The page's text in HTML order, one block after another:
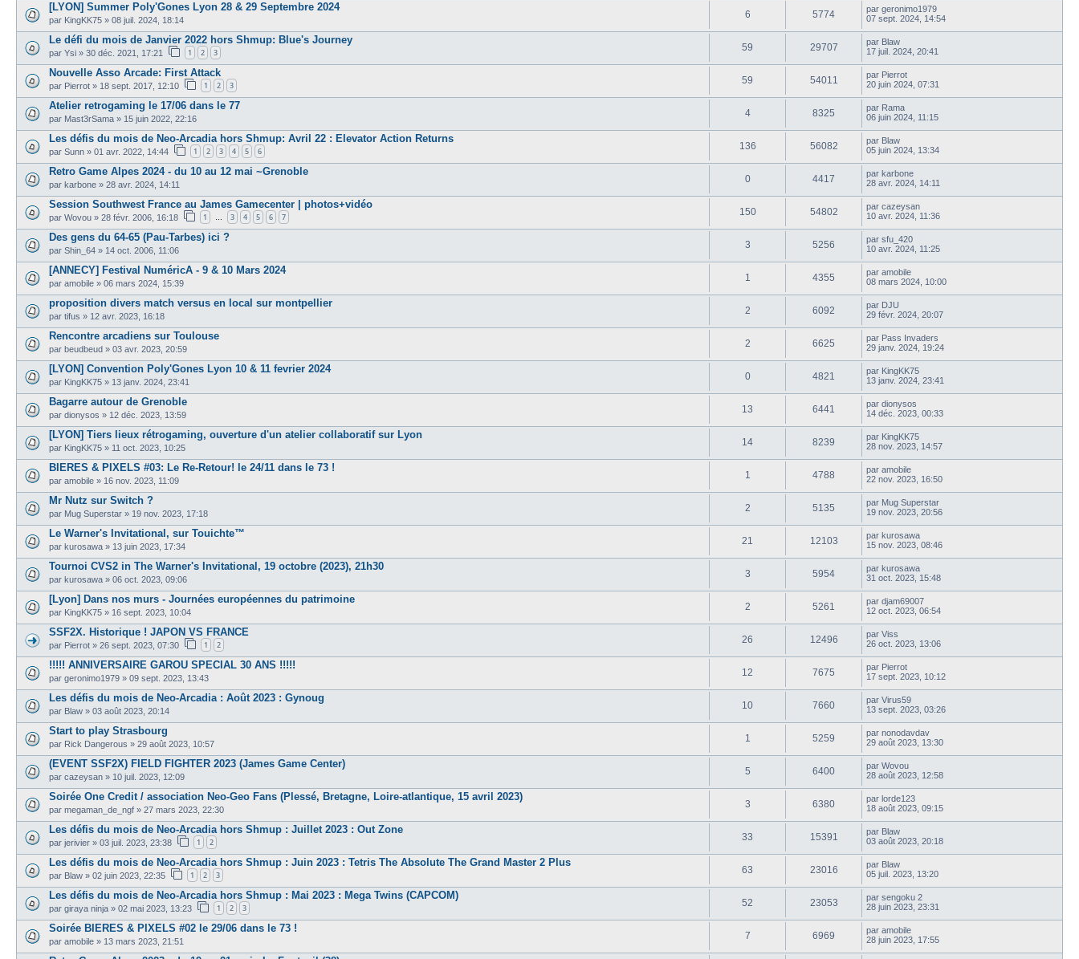
[LYON] Summer Poly'Gones Lyon 28 & 29 Septembre 2024
par KingKK75 » 08 juil. 2024, 18:14
6 5774 par geronimo1979
07 sept. 2024, 14:54
Le défi du mois de Janvier 2022 hors Shmup: Blue's Journey
par Ysi » 30 déc. 2021, 17:21 1 2 3 59 29707 par Blaw
17 juil. 2024, 20:41
Nouvelle Asso Arcade: First Attack
par Pierrot » 18 sept. 2017, 12:10 1 2 3 59 54011 par Pierrot
20 juin 2024, 07:31
Atelier retrogaming le 17/06 dans le 77
par Mast3rSama » 15 juin 2022, 22:16
4 8325 par Rama
06 juin 2024, 11:15
Les défis du mois de Neo-Arcadia hors Shmup: Avril 22 : Elevator Action Returns
par Sunn » 01 avr. 2022, 14:44 1 2 3 4 5 6 136 56082 par Blaw
05 juin 2024, 13:34
Retro Game Alpes 2024 - du 10 au 12 mai ~Grenoble
par karbone » 28 avr. 2024, 14:11
0 4417 par karbone
28 avr. 2024, 14:11
Session Southwest France au James Gamecenter | photos+vidéo
par Wovou » 28 févr. 2006, 16:18 1 … 3 4 5 6 7 150 54802 par cazeysan
10 avr. 2024, 11:36
Des gens du 64-65 (Pau-Tarbes) ici ?
par Shin_64 » 14 oct. 2006, 11:06
3 5256 par sfu_420
10 avr. 2024, 11:25
[ANNECY] Festival NuméricA - 9 & 10 Mars 2024
par amobile » 06 mars 2024, 15:39
1 4355 par amobile
08 mars 2024, 10:00
proposition divers match versus en local sur montpellier
par tifus » 12 avr. 2023, 16:18
2 6092 par DJU
29 févr. 2024, 20:07
Rencontre arcadiens sur Toulouse
par beudbeud » 03 avr. 2023, 20:59
2 6625 par Pass Invaders
29 janv. 2024, 19:24
[LYON] Convention Poly'Gones Lyon 10 & 11 fevrier 2024
par KingKK75 » 13 janv. 2024, 23:41
0 4821 par KingKK75
13 janv. 2024, 23:41
Bagarre autour de Grenoble
par dionysos » 12 déc. 2023, 13:59
13 6441 par dionysos
14 déc. 2023, 00:33
[LYON] Tiers lieux rétrogaming, ouverture d'un atelier collaboratif sur Lyon
par KingKK75 » 11 oct. 2023, 10:25
14 8239 par KingKK75
28 nov. 2023, 14:57
BIERES & PIXELS #03: Le Re-Retour! le 24/11 dans le 73 !
par amobile » 16 nov. 2023, 11:09
1 4788 par amobile
22 nov. 2023, 16:50
Mr Nutz sur Switch ?
par Mug Superstar » 19 nov. 2023, 17:18
2 5135 par Mug Superstar
19 nov. 2023, 20:56
Le Warner's Invitational, sur Touichte™
par kurosawa » 13 juin 2023, 17:34
21 12103 par kurosawa
15 nov. 2023, 08:46
Tournoi CVS2 in The Warner's Invitational, 19 octobre (2023), 21h30
par kurosawa » 06 oct. 2023, 09:06
3 5954 par kurosawa
31 oct. 2023, 15:48
[Lyon] Dans nos murs - Journées européennes du patrimoine
par KingKK75 » 16 sept. 2023, 10:04
2 5261 par djam69007
12 oct. 2023, 06:54
SSF2X. Historique ! JAPON VS FRANCE
par Pierrot » 26 sept. 2023, 07:30 1 2 26 12496 par Viss
26 oct. 2023, 13:06
!!!!! ANNIVERSAIRE GAROU SPECIAL 30 ANS !!!!!
par geronimo1979 » 09 sept. 2023, 13:43
12 7675 par Pierrot
17 sept. 2023, 10:12
Les défis du mois de Neo-Arcadia : Août 2023 : Gynoug
par Blaw » 03 août 2023, 20:14
10 7660 par Virus59
13 sept. 2023, 03:26
Start to play Strasbourg
par Rick Dangerous » 29 août 2023, 10:57
1 5259 par nonodavdav
29 août 2023, 13:30
(EVENT SSF2X) FIELD FIGHTER 2023 (James Game Center)
par cazeysan » 10 juil. 2023, 12:09
5 6400 par Wovou
28 août 2023, 12:58
Soirée One Credit / association Neo-Geo Fans (Plessé, Bretagne, Loire-atlantique, 15 avril 2023)
par megaman_de_ngf » 27 mars 2023, 22:30
3 6380 par lorde123
18 août 2023, 09:15
Les défis du mois de Neo-Arcadia hors Shmup : Juillet 2023 : Out Zone
par jerivier » 03 juil. 2023, 23:38 1 2 33 15391 par Blaw
03 août 2023, 20:18
Les défis du mois de Neo-Arcadia hors Shmup : Juin 2023 : Tetris The Absolute The Grand Master 2 Plus
par Blaw » 02 juin 2023, 22:35 1 2 3 63 23016 par Blaw
05 juil. 2023, 13:20
Les défis du mois de Neo-Arcadia hors Shmup : Mai 2023 : Mega Twins (CAPCOM)
par giraya ninja » 02 mai 2023, 13:23 1 2 3 52 23053 par sengoku 2
28 juin 2023, 23:31
Soirée BIERES & PIXELS #02 le 29/06 dans le 73 !
par amobile » 13 mars 2023, 21:51
7 6969 par amobile
28 juin 2023, 17:55